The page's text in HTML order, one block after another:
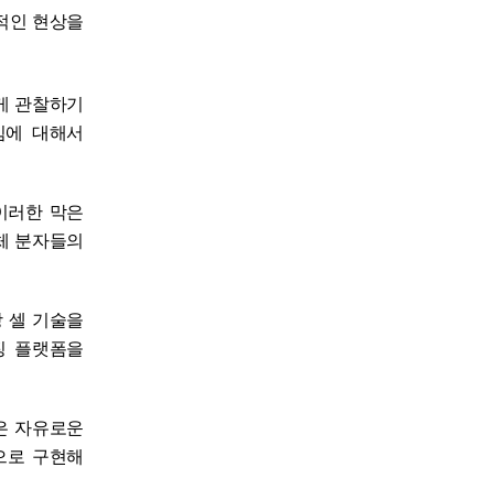
인 현상을
관찰하기
에 대해서
러한 막은
분자들의
셀 기술을
플랫폼을
자유로운
로 구현해